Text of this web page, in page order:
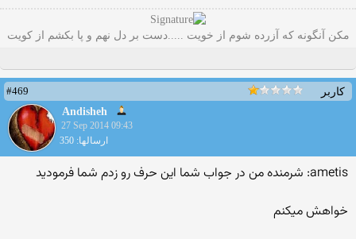
مکن آنگونه که آزرده شوم از خویت .....دست بر دل نهم و پا بکشم از کویت
کاربر
#469
Andisheh
27 Sep 2014 09:43
ارسالها: 350
ametis: شرمنده من در جواب شما این حرف رو زدم شما فرمودید
خواهش میکنم